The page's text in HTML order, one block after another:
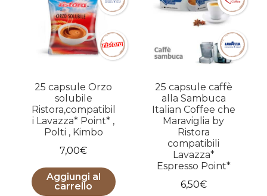
25 capsule Orzo
solubile
Ristora,compatibil
i Lavazza* Point* ,
Polti , Kimbo
7,00€
Aggiungi al
carrello
25 capsule caffè
alla Sambuca
Italian Coffee che
Maraviglia by
Ristora
compatibili
Lavazza*
Espresso Point*
6,50€